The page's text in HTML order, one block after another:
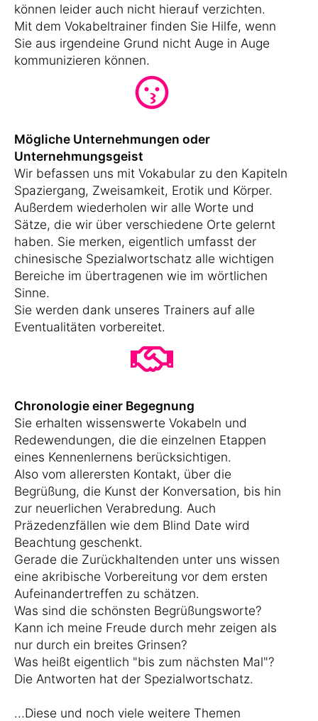
können leider auch nicht hierauf verzichten.
Mit dem Vokabeltrainer finden Sie Hilfe, wenn
Sie aus irgendeine Grund nicht Auge in Auge
kommunizieren können.
Mögliche Unternehmungen oder
Unternehmungsgeist
Wir befassen uns mit Vokabular zu den Kapiteln
Spaziergang, Zweisamkeit, Erotik und Körper.
Außerdem wiederholen wir alle Worte und
Sätze, die wir über verschiedene Orte gelernt
haben. Sie merken, eigentlich umfasst der
chinesische Spezialwortschatz alle wichtigen
Bereiche im übertragenen wie im wörtlichen
Sinne.
Sie werden dank unseres Trainers auf alle
Eventualitäten vorbereitet.
Chronologie einer Begegnung
Sie erhalten wissenswerte Vokabeln und
Redewendungen, die die einzelnen Etappen
eines Kennenlernens berücksichtigen.
Also vom allerersten Kontakt, über die
Begrüßung, die Kunst der Konversation, bis hin
zur neuerlichen Verabredung. Auch
Präzedenzfällen wie dem Blind Date wird
Beachtung geschenkt.
Gerade die Zurückhaltenden unter uns wissen
eine akribische Vorbereitung vor dem ersten
Aufeinandertreffen zu schätzen.
Was sind die schönsten Begrüßungsworte?
Kann ich meine Freude durch mehr zeigen als
nur durch ein breites Grinsen?
Was heißt eigentlich "bis zum nächsten Mal"?
Die Antworten hat der Spezialwortschatz.
...Diese und noch viele weitere Themen